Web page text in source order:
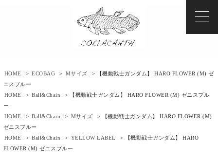
HOME > ECOBAG > Mサイズ
> 【機動戦士ガンダム】 HARO FLOWER (M) ゼ
ニスブルー
HOME
> Ball&Chain
> 【機動戦士ガンダム】 HARO FLOWER (M) ゼニスブル
ー
HOME
> Ball&Chain > Mサイズ
> 【機動戦士ガンダム】 HARO FLOWER (M)
ゼニスブルー
HOME
> Ball&Chain > YELLOW LABEL
> 【機動戦士ガンダム】 HARO
FLOWER (M) ゼニスブルー